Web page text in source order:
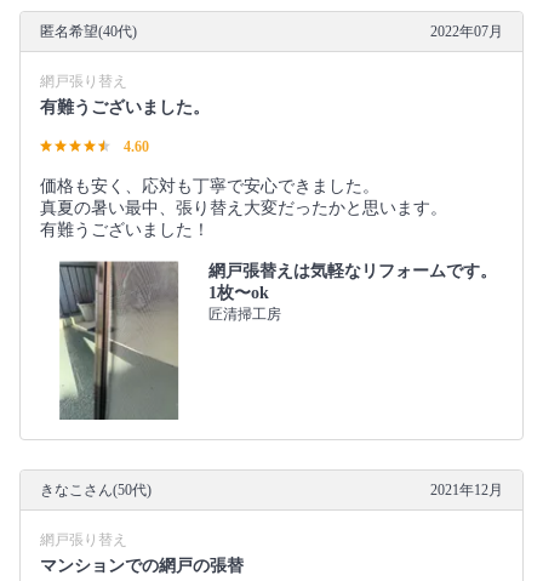
匿名希望(40代) 2022年07月
網戸張り替え
有難うございました。
4.60
価格も安く、応対も丁寧で安心できました。
真夏の暑い最中、張り替え大変だったかと思います。
有難うございました！
網戸張替えは気軽なリフォームです。
1枚〜ok
匠清掃工房
きなこさん(50代) 2021年12月
網戸張り替え
マンションでの網戸の張替